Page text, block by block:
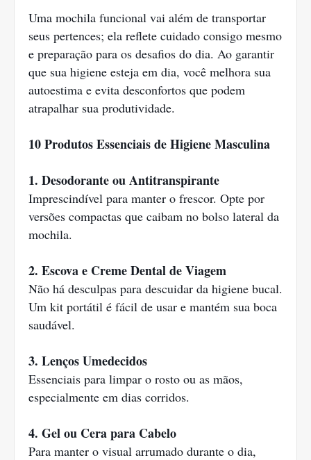
Uma mochila funcional vai além de transportar
seus pertences; ela reflete cuidado consigo mesmo
e preparação para os desafios do dia. Ao garantir
que sua higiene esteja em dia, você melhora sua
autoestima e evita desconfortos que podem
atrapalhar sua produtividade.
10 Produtos Essenciais de Higiene Masculina
1. Desodorante ou Antitranspirante
Imprescindível para manter o frescor. Opte por
versões compactas que caibam no bolso lateral da
mochila.
2. Escova e Creme Dental de Viagem
Não há desculpas para descuidar da higiene bucal.
Um kit portátil é fácil de usar e mantém sua boca
saudável.
3. Lenços Umedecidos
Essenciais para limpar o rosto ou as mãos,
especialmente em dias corridos.
4. Gel ou Cera para Cabelo
Para manter o visual arrumado durante o dia,